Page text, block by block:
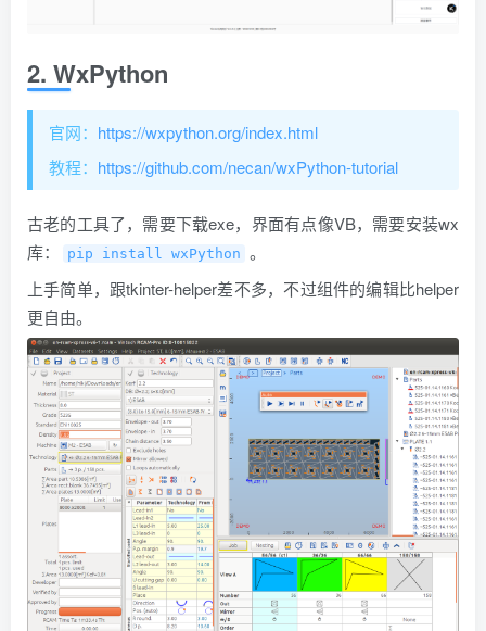
2. WxPython
官网： https://wxpython.org/index.html
教程： https://github.com/necan/wxPython-tutorial
古老的工具了，需要下载exe，界面有点像VB，需要安装wx
库：
pip install wxPython 。
上手简单，跟tkinter-helper差不多，不过组件的编辑比helper
更自由。